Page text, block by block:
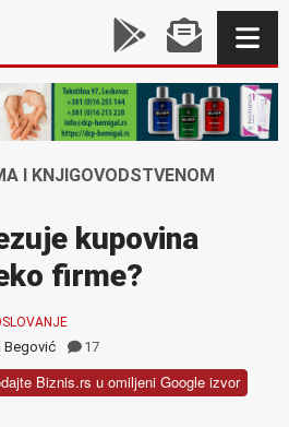
I KNJIGOVODSTVENOM
kupovina
firme?
Begović 17
Biznis.rs u omiljeni Google izvor